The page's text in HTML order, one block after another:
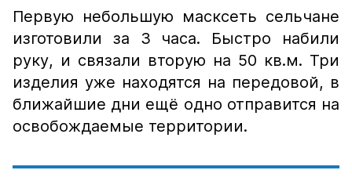
Первую небольшую масксеть сельчане
изготовили за 3 часа. Быстро набили
руку, и связали вторую на 50 кв.м. Три
изделия уже находятся на передовой, в
ближайшие дни ещё одно отправится на
освобождаемые территории.